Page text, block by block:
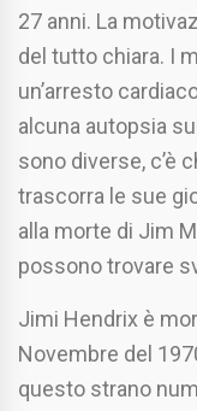
27 anni. La
del tutto chiara. I
un’arresto
alcuna autopsia
sono diverse, c’è
trascorra le sue
alla morte di Jim
possono trovare
Jimi Hendrix è
Novembre del
questo strano